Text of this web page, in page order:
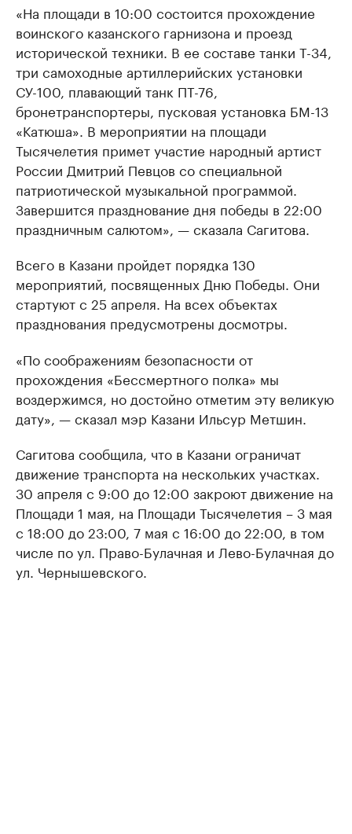
«На площади в 10:00 состоится прохождение
воинского казанского гарнизона и проезд
исторической техники. В ее составе танки Т-34,
три самоходные артиллерийских установки
СУ-100, плавающий танк ПТ-76,
бронетранспортеры, пусковая установка БМ-13
«Катюша». В мероприятии на площади
Тысячелетия примет участие народный артист
России Дмитрий Певцов со специальной
патриотической музыкальной программой.
Завершится празднование дня победы в 22:00
праздничным салютом», — сказала Сагитова.
Всего в Казани пройдет порядка 130
мероприятий, посвященных Дню Победы. Они
стартуют с 25 апреля. На всех объектах
празднования предусмотрены досмотры.
«По соображениям безопасности от
прохождения «Бессмертного полка» мы
воздержимся, но достойно отметим эту великую
дату», — сказал мэр Казани Ильсур Метшин.
Сагитова сообщила, что в Казани ограничат
движение транспорта на нескольких участках.
30 апреля с 9:00 до 12:00 закроют движение на
Площади 1 мая, на Площади Тысячелетия – 3 мая
с 18:00 до 23:00, 7 мая с 16:00 до 22:00, в том
числе по ул. Право-Булачная и Лево-Булачная до
ул. Чернышевского.